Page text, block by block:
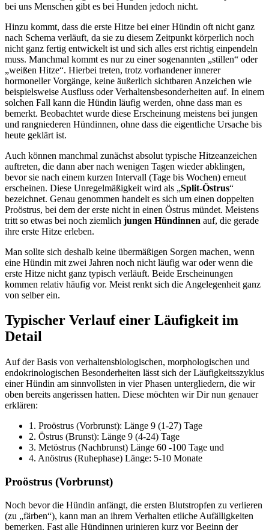
bei uns Menschen gibt es bei Hunden jedoch nicht.
Hinzu kommt, dass die erste Hitze bei einer Hündin oft nicht ganz
nach Schema verläuft, da sie zu diesem Zeitpunkt körperlich noch
nicht ganz fertig entwickelt ist und sich alles erst richtig einpendeln
muss. Manchmal kommt es nur zu einer sogenannten „stillen“ oder
„weißen Hitze“. Hierbei treten, trotz vorhandener innerer
hormoneller Vorgänge, keine äußerlich sichtbaren Anzeichen wie
beispielsweise Ausfluss oder Verhaltensbesonderheiten auf. In einem
solchen Fall kann die Hündin läufig werden, ohne dass man es
bemerkt. Beobachtet wurde diese Erscheinung meistens bei jungen
und rangniederen Hündinnen, ohne dass die eigentliche Ursache bis
heute geklärt ist.
Auch können manchmal zunächst absolut typische Hitzeanzeichen
auftreten, die dann aber nach wenigen Tagen wieder abklingen,
bevor sie nach einem kurzen Intervall (Tage bis Wochen) erneut
erscheinen. Diese Unregelmäßigkeit wird als „Split-Östrus“
bezeichnet. Genau genommen handelt es sich um einen doppelten
Proöstrus, bei dem der erste nicht in einen Östrus mündet. Meistens
tritt so etwas bei noch ziemlich jungen Hündinnen auf, die gerade
ihre erste Hitze erleben.
Man sollte sich deshalb keine übermäßigen Sorgen machen, wenn
eine Hündin mit zwei Jahren noch nicht läufig war oder wenn die
erste Hitze nicht ganz typisch verläuft. Beide Erscheinungen
kommen relativ häufig vor. Meist renkt sich die Angelegenheit ganz
von selber ein.
Typischer Verlauf einer Läufigkeit im
Detail
Auf der Basis von verhaltensbiologischen, morphologischen und
endokrinologischen Besonderheiten lässt sich der Läufigkeitsszyklus
einer Hündin am sinnvollsten in vier Phasen untergliedern, die wir
oben bereits angerissen hatten. Diese möchten wir Dir nun genauer
erklären:
1. Proöstrus (Vorbrunst): Länge 9 (1-27) Tage
2. Östrus (Brunst): Länge 9 (4-24) Tage
3. Metöstrus (Nachbrunst) Länge 60 -100 Tage und
4. Anöstrus (Ruhephase) Länge: 5-10 Monate
Proöstrus (Vorbrunst)
Noch bevor die Hündin anfängt, die ersten Blutstropfen zu verlieren
(zu „färben“), kann man an ihrem Verhalten etliche Aufälligkeiten
bemerken. Fast alle Hündinnen urinieren kurz vor Beginn der